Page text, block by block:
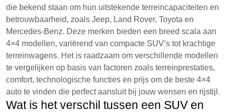
die bekend staan om hun uitstekende terreincapaciteiten en
betrouwbaarheid, zoals Jeep, Land Rover, Toyota en
Mercedes-Benz. Deze merken bieden een breed scala aan
4×4 modellen, variërend van compacte SUV’s tot krachtige
terreinwagens. Het is raadzaam om verschillende modellen
te vergelijken op basis van factoren zoals terreinprestaties,
comfort, technologische functies en prijs om de beste 4×4
auto te vinden die perfect aansluit bij jouw wensen en rijstijl.
Wat is het verschil tussen een SUV en